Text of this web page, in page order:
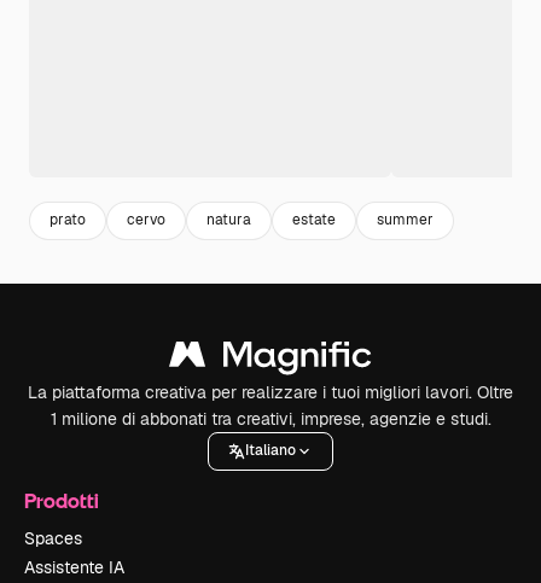
prato cervo natura estate summer
La piattaforma creativa per realizzare i tuoi migliori lavori. Oltre
1 milione di abbonati tra creativi, imprese, agenzie e studi.
Italiano
Prodotti
Spaces
Assistente IA